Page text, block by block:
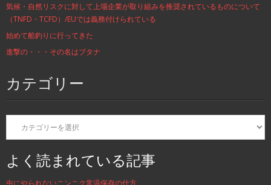
気候・自然リスクに対して上場企業が取り組みを推奨されているものについて
（TNFD・TCFD）/EUでは義務付けられている
始めて船釣りに行ってきた
進撃の・・・その名はブタナ
カテゴリー
カ
ゴ
リ
ー
よく読まれている記事
虫にやられないニンニク常温保存の仕方